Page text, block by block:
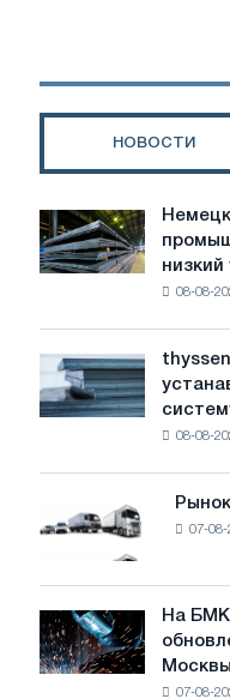
с
по
цен
на
Platts
НОВОСТИ
Немецкая
сталелитейная
промышленность
предупреждает:
воды
угрожает
безопасности
низкий
08-08-
thyssenkrupp
Rasselstein
устанавливает
фотоэлектрическую
достижения
целей
обезуглероживания
08-08-
Рынок
новых
грузовиков
в
июле
07-08-
На
БМК
произвели
На БМК
07-08-